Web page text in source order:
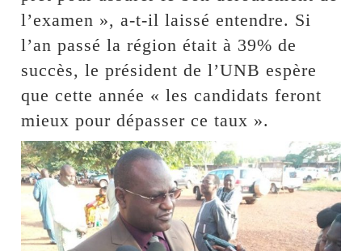
l’examen », a-t-il laissé entendre. Si
l’an passé la région était à 39% de
succès, le président de l’UNB espère
que cette année « les candidats feront
mieux pour dépasser ce taux ».